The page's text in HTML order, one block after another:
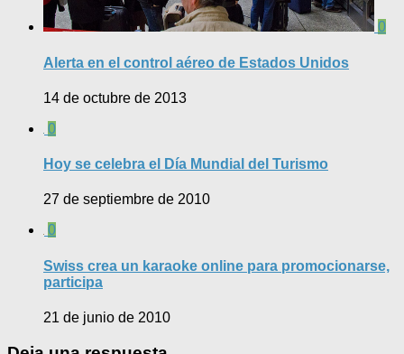
0
Alerta en el control aéreo de Estados Unidos
14 de octubre de 2013
0
Hoy se celebra el Día Mundial del Turismo
27 de septiembre de 2010
0
Swiss crea un karaoke online para promocionarse,
participa
21 de junio de 2010